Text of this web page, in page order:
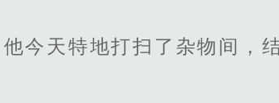
今天特地打扫了杂物间，